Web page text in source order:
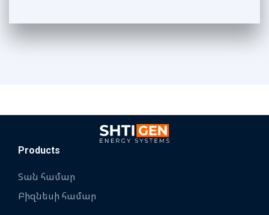
Products
Տան համար
Բիզնեսի համար